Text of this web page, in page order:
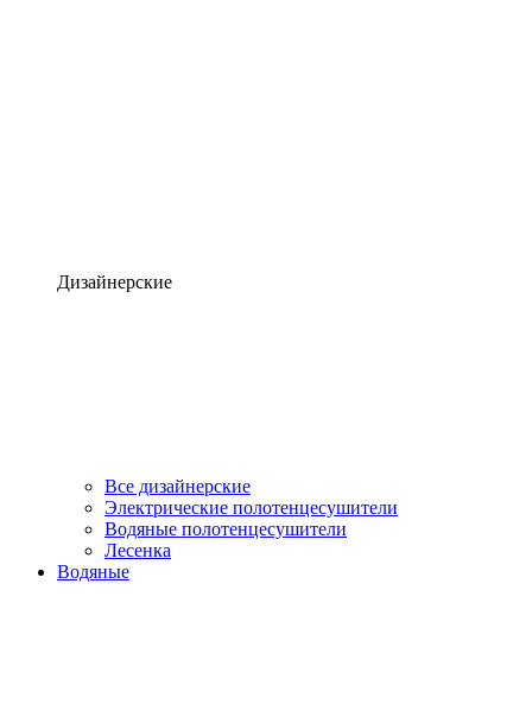
Дизайнерские
Все дизайнерские
Электрические полотенцесушители
Водяные полотенцесушители
Лесенка
Водяные